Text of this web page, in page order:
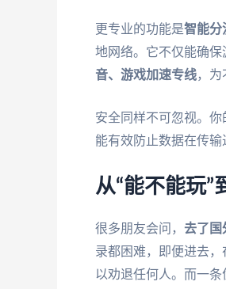
更专业的功能是智能分
地网络。它不仅能确
音、游戏加速专线，
安全同样不可忽视。你
能有效防止数据在传输
从“能不能玩”
很多朋友会问， 去了国
录都困难，即便进去
以劝退任何人。而一